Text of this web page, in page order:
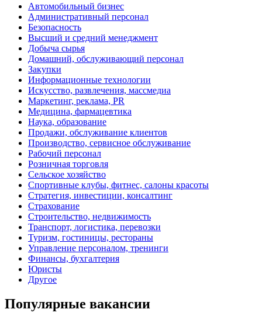
Автомобильный бизнес
Административный персонал
Безопасность
Высший и средний менеджмент
Добыча сырья
Домашний, обслуживающий персонал
Закупки
Информационные технологии
Искусство, развлечения, массмедиа
Маркетинг, реклама, PR
Медицина, фармацевтика
Наука, образование
Продажи, обслуживание клиентов
Производство, сервисное обслуживание
Рабочий персонал
Розничная торговля
Сельское хозяйство
Спортивные клубы, фитнес, салоны красоты
Стратегия, инвестиции, консалтинг
Страхование
Строительство, недвижимость
Транспорт, логистика, перевозки
Туризм, гостиницы, рестораны
Управление персоналом, тренинги
Финансы, бухгалтерия
Юристы
Другое
Популярные вакансии